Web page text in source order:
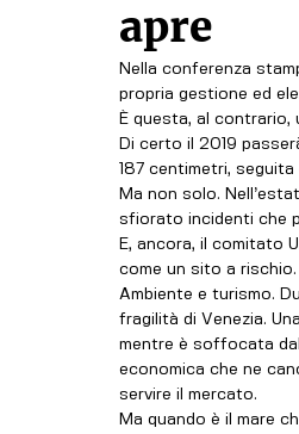
apre
Nella conferenza
propria gestione ed
È questa, al contrario,
Di certo il 2019
187 centimetri,
Ma non solo.
sfiorato incidenti che
E, ancora, il comitato
come un sito a
Ambiente e turismo.
fragilità di Venezia.
mentre è soffocata
economica che ne
servire il mercato.
Ma quando è il mare